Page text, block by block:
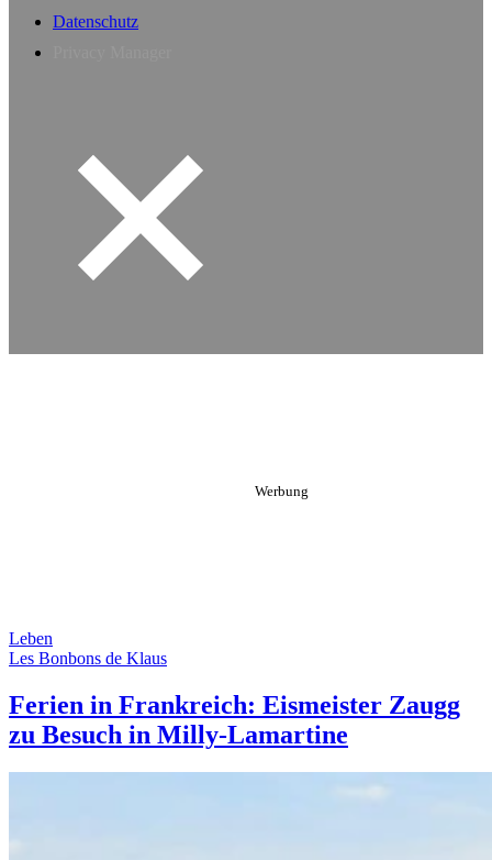
Datenschutz
Leben
Les Bonbons de Klaus
Ferien in Frankreich: Eismeister Zaugg
zu Besuch in Milly-Lamartine